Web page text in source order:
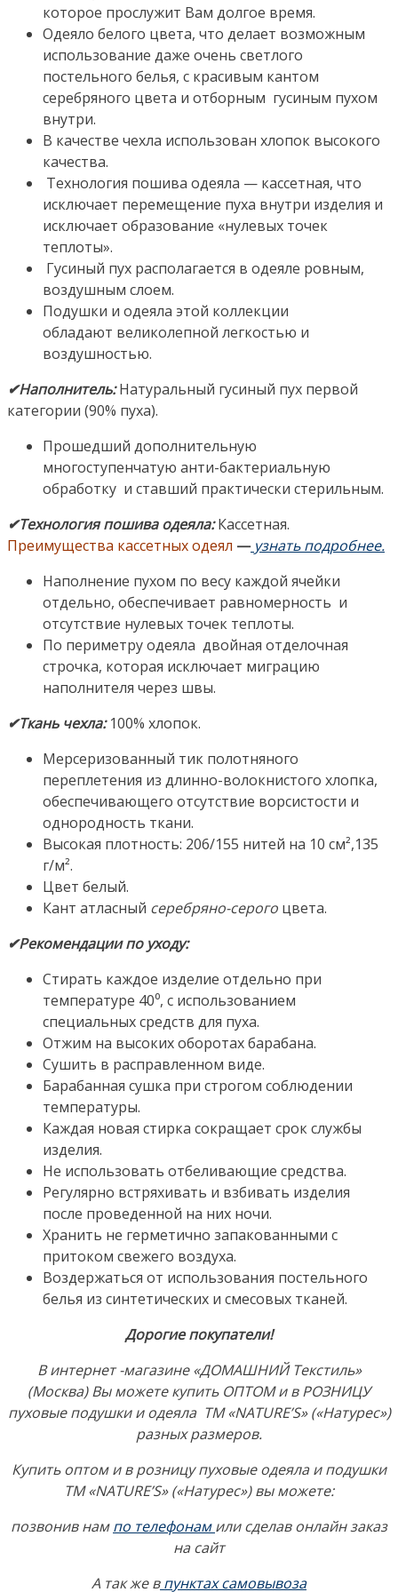
которое прослужит Вам долгое время.
Одеяло белого цвета, что делает возможным
использование даже очень светлого
постельного белья, с красивым кантом
серебряного цвета и отборным гусиным пухом
внутри.
В качестве чехла использован хлопок высокого
качества.
Технология пошива одеяла — кассетная, что
исключает перемещение пуха внутри изделия и
исключает образование «нулевых точек
теплоты».
Гусиный пух располагается в одеяле ровным,
воздушным слоем.
Подушки и одеяла этой коллекции
обладают великолепной легкостью и
воздушностью.
✔Наполнитель:Натуральный гусиный пух первой
категории (90% пуха).
Прошедший дополнительную
многоступенчатую анти-бактериальную
обработку и ставший практически стерильным.
✔Технология пошива одеяла: Кассетная.
Преимущества кассетных одеял — узнать подробнее.
Наполнение пухом по весу каждой ячейки
отдельно, обеспечивает равномерность и
отсутствие нулевых точек теплоты.
По периметру одеяла двойная отделочная
строчка, которая исключает миграцию
наполнителя через швы.
✔Ткань чехла: 100% хлопок.
Мерсеризованный тик полотняного
переплетения из длинно-волокнистого хлопка,
обеспечивающего отсутствие ворсистости и
однородность ткани.
Высокая плотность: 206/155 нитей на 10 см²,135
г/м².
Цвет белый.
Кант атласный серебряно-серого цвета.
✔Рекомендации по уходу:
Стирать каждое изделие отдельно при
температуре 40⁰, с использованием
специальных средств для пуха.
Отжим на высоких оборотах барабана.
Сушить в расправленном виде.
Барабанная сушка при строгом соблюдении
температуры.
Каждая новая стирка сокращает срок службы
изделия.
Не использовать отбеливающие средства.
Регулярно встряхивать и взбивать изделия
после проведенной на них ночи.
Хранить не герметично запакованными с
притоком свежего воздуха.
Воздержаться от использования постельного
белья из синтетических и смесовых тканей.
Дорогие покупатели!
В интернет -магазине «ДОМАШНИЙ Текстиль»
(Москва) Вы можете купить ОПТОМ и в РОЗНИЦУ
пуховые подушки и одеяла ТМ «NATURE’S» («Натурес»)
разных размеров.
Купить оптом и в розницу пуховые одеяла и подушки
ТМ «NATURE’S» («Натурес») вы можете:
позвонив нампо телефонамили сделав онлайн заказ
на сайт
А так же в пунктах самовывоза